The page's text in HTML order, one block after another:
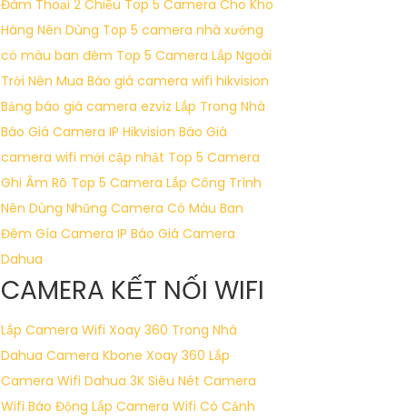
Đàm Thoại 2 Chiều Top 5 Camera Cho Kho
Hàng Nên Dùng Top 5 camera nhà xưởng
có màu ban đêm Top 5 Camera Lắp Ngoài
Trời Nên Mua Báo giá camera wifi hikvision
Bảng báo giá camera ezviz Lắp Trong Nhà
Báo Giá Camera IP Hikvision Báo Giá
camera wifi mới cập nhật Top 5 Camera
Ghi Âm Rõ Top 5 Camera Lắp Công Trình
Nên Dùng Những Camera Có Màu Ban
Đêm Gía Camera IP Báo Giá Camera
Dahua
CAMERA KẾT NỐI WIFI
Lắp Camera Wifi Xoay 360 Trong Nhà
Dahua Camera Kbone Xoay 360 Lắp
Camera Wifi Dahua 3K Siêu Nét Camera
Wifi Báo Động Lắp Camera Wifi Có Cảnh